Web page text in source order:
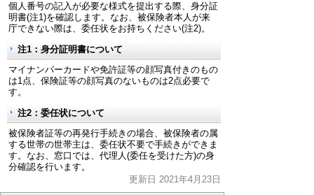
個人番号の記入が必要な様式を提出する際、身分証
明書(注1)を確認します。なお、被保険者本人が来
庁できない際は、委任状をお持ちください(注2)。
注1：身分証明書について
マイナンバーカードや免許証等の顔写真付きのもの
は1点、保険証等の顔写真のないものは2点必要で
す。
注2：委任状について
被保険者証等の再発行手続きの場合、被保険者の属
する世帯の世帯主は、委任状不要で手続きができま
す。なお、窓口では、代理人(委任を受けた方)の身
分確認を行います。
更新日 2021年4月23日